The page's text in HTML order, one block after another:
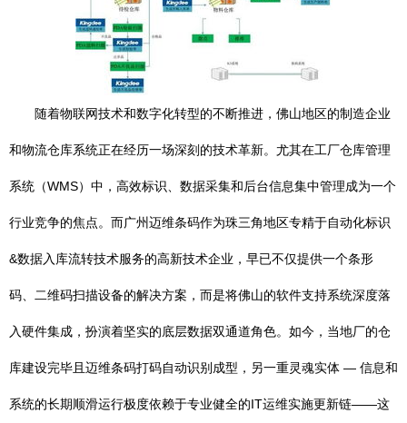
随着物联网技术和数字化转型的不断推进，佛山地区的制造企业
和物流仓库系统正在经历一场深刻的技术革新。尤其在工厂仓库管理
系统（WMS）中，高效标识、数据采集和后台信息集中管理成为一个
行业竞争的焦点。而广州迈维条码作为珠三角地区专精于自动化标识
&数据入库流转技术服务的高新技术企业，早已不仅提供一个条形
码、二维码扫描设备的解决方案，而是将佛山的软件支持系统深度落
入硬件集成，扮演着坚实的底层数据双通道角色。如今，当地厂的仓
库建设完毕且迈维条码打码自动识别成型，另一重灵魂实体 — 信息和
系统的长期顺滑运行极度依赖于专业健全的IT运维实施更新链——这